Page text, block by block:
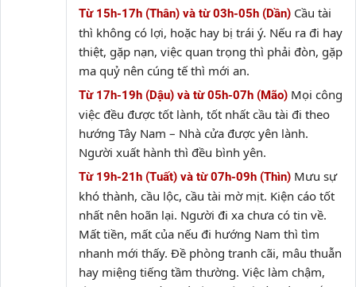
Từ 15h-17h (Thân) và từ 03h-05h (Dần) Cầu tài
thì không có lợi, hoặc hay bị trái ý. Nếu ra đi hay
thiệt, gặp nạn, việc quan trọng thì phải đòn, gặp
ma quỷ nên cúng tế thì mới an.
Từ 17h-19h (Dậu) và từ 05h-07h (Mão) Mọi công
việc đều được tốt lành, tốt nhất cầu tài đi theo
hướng Tây Nam – Nhà cửa được yên lành.
Người xuất hành thì đều bình yên.
Từ 19h-21h (Tuất) và từ 07h-09h (Thìn) Mưu sự
khó thành, cầu lộc, cầu tài mờ mịt. Kiện cáo tốt
nhất nên hoãn lại. Người đi xa chưa có tin về.
Mất tiền, mất của nếu đi hướng Nam thì tìm
nhanh mới thấy. Đề phòng tranh cãi, mâu thuẫn
hay miệng tiếng tầm thường. Việc làm chậm,